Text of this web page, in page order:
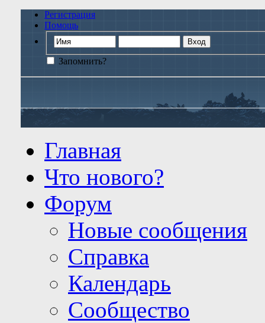
Регистрация
Помощь
Запомнить?
Главная
Что нового?
Форум
Новые сообщения
Справка
Календарь
Сообщество